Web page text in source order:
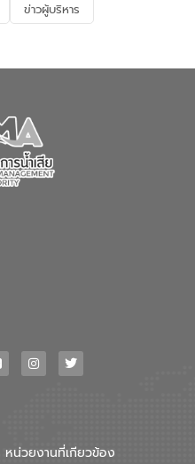
ข่าวผู้บริหาร
หน่วยงานที่เกียวข้อง